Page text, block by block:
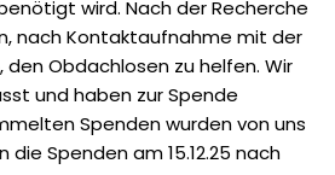
wird. Nach der Recherche
nach Kontaktaufnahme mit der
den Obdachlosen zu helfen. Wir
und haben zur Spende
Spenden wurden von uns
Spenden am 15.12.25 nach